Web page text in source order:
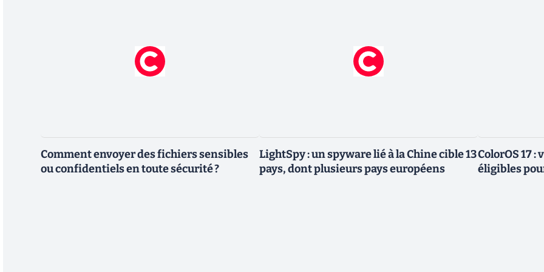
Comment envoyer des fichiers sensibles
ou confidentiels en toute sécurité ?
LightSpy : un spyware lié à la Chine cible 13
pays, dont plusieurs pays européens
ColorOS 17
éligibles